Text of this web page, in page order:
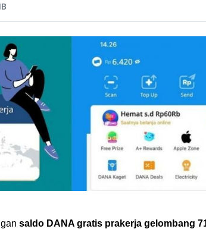
saldo DANA gratis prakerja gelombang